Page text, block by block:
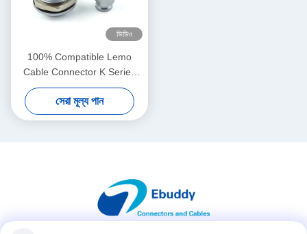
ভিডিও
100% Compatible Lemo
Cable Connector K Series
Waterproof IP68 Circular
Connectors for Industrial
Control and Test and
সেরা মূল্য পান